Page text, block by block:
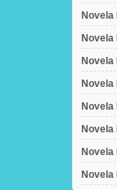
Novela
Novela
Novela
Novela